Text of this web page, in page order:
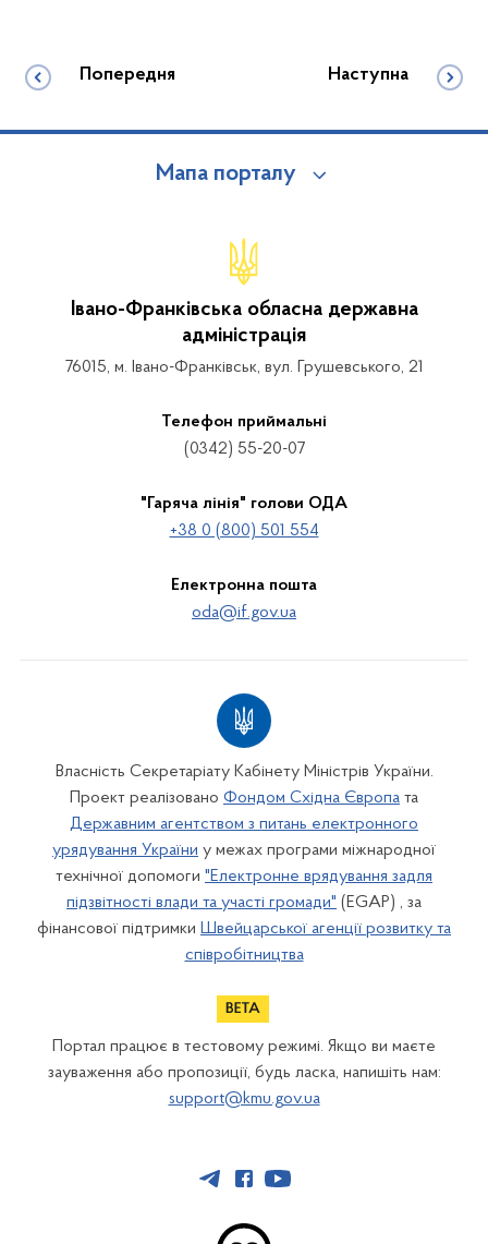
Попередня Наступна
Мапа порталу
Івано-Франківська обласна державна
адміністрація
76015, м. Івано-Франківськ, вул. Грушевського, 21
Телефон приймальні
(0342) 55-20-07
"Гаряча лінія" голови ОДА
+38 0 (800) 501 554
Електронна пошта
oda@if.gov.ua
Власність Секретаріату Кабінету Міністрів України.
Проект реалізовано Фондом Східна Європа та
Державним агентством з питань електронного
урядування України у межах програми міжнародної
технічної допомоги "Електронне врядування задля
підзвітності влади та участі громади" (EGAP) , за
фінансової підтримки Швейцарської агенції розвитку та
співробітництва
Портал працює в тестовому режимі. Якщо ви маєте
зауваження або пропозиції, будь ласка, напишіть нам:
support@kmu.gov.ua